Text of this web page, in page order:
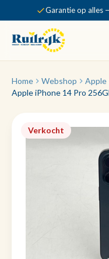
Garantie op alles
Home Webshop
Apple
Apple iPhone 14 Pro
Verkocht